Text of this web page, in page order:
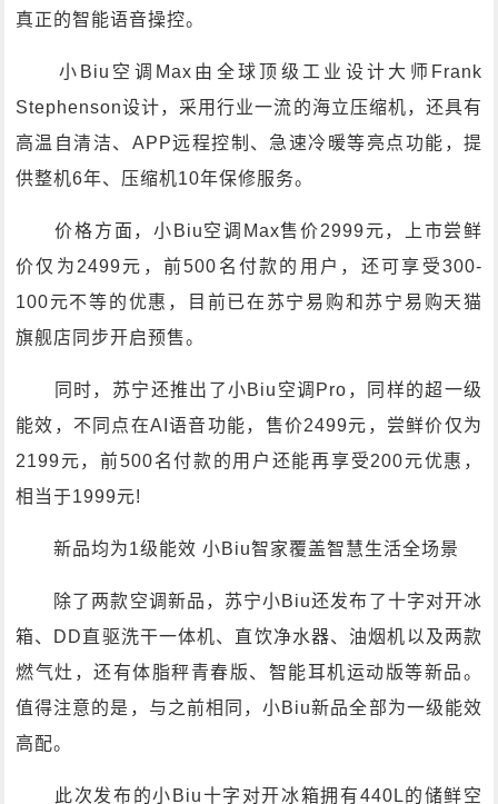
真正的智能语音操控。
小Biu空调Max由全球顶级工业设计大师Frank
Stephenson设计，采用行业一流的海立压缩机，还具有
高温自清洁、APP远程控制、急速冷暖等亮点功能，提
供整机6年、压缩机10年保修服务。
价格方面，小Biu空调Max售价2999元，上市尝鲜
价仅为2499元，前500名付款的用户，还可享受300-
100元不等的优惠，目前已在苏宁易购和苏宁易购天猫
旗舰店同步开启预售。
同时，苏宁还推出了小Biu空调Pro，同样的超一级
能效，不同点在AI语音功能，售价2499元，尝鲜价仅为
2199元，前500名付款的用户还能再享受200元优惠，
相当于1999元!
新品均为1级能效 小Biu智家覆盖智慧生活全场景
除了两款空调新品，苏宁小Biu还发布了十字对开冰
箱、DD直驱洗干一体机、直饮净水器、油烟机以及两款
燃气灶，还有体脂秤青春版、智能耳机运动版等新品。
值得注意的是，与之前相同，小Biu新品全部为一级能效
高配。
此次发布的小Biu十字对开冰箱拥有440L的储鲜空